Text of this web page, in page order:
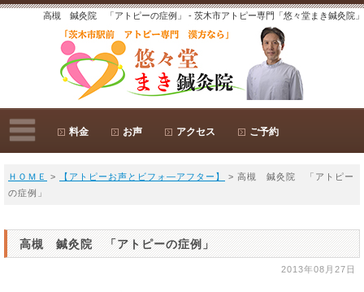
高槻 鍼灸院 「アトピーの症例」 - 茨木市アトピー専門「悠々堂まき鍼灸院」
料金 お声 アクセス ご予約
ＨＯＭＥ > 【アトピーお声とビフォ―アフター】
> 高槻 鍼灸院 「アトピー
の症例」
高槻 鍼灸院 「アトピーの症例」
2013年08月27日